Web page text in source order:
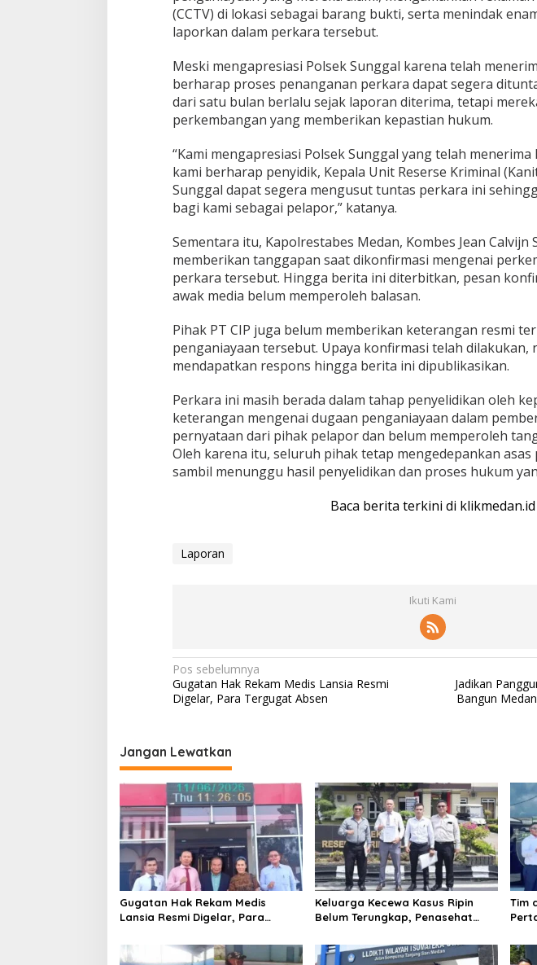
H
u
k
m
(CCTV) di lokasi sebagai barang bukti, serta menindak
laporkan dalam perkara tersebut.
Meski mengapresiasi Polsek Sunggal karena telah
berharap proses penanganan perkara dapat segera
dari satu bulan berlalu sejak laporan diterima, tetapi
perkembangan yang memberikan kepastian hukum.
“Kami mengapresiasi Polsek Sunggal yang telah
kami berharap penyidik, Kepala Unit Reserse Kriminal
Sunggal dapat segera mengusut tuntas perkara ini
bagi kami sebagai pelapor,” katanya.
Sementara itu, Kapolrestabes Medan, Kombes Jean Calvijn
memberikan tanggapan saat dikonfirmasi mengenai
perkara tersebut. Hingga berita ini diterbitkan, pesan
awak media belum memperoleh balasan.
Pihak PT CIP juga belum memberikan keterangan resmi
penganiayaan tersebut. Upaya konfirmasi telah dilakukan,
mendapatkan respons hingga berita ini dipublikasikan.
Perkara ini masih berada dalam tahap penyelidikan oleh
keterangan mengenai dugaan penganiayaan dalam
pernyataan dari pihak pelapor dan belum memperoleh
Oleh karena itu, seluruh pihak tetap mengedepankan
sambil menunggu hasil penyelidikan dan proses hukum
Baca berita terkini di klikmedan.id
Laporan
Ikuti Kami
N
a
i
g
a
s
i
p
o
s
Pos sebelumnya
Gugatan Hak Rekam Medis Lansia Resmi
Digelar, Para Tergugat Absen
Jadikan
Bangun
Jangan Lewatkan
Gugatan Hak Rekam Medis
Lansia Resmi Digelar, Para
Keluarga Kecewa Kasus Ripin
Belum Terungkap, Penasehat
III DPR serta Komnas HAM
Tim